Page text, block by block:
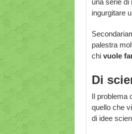
una serie di
ingurgitare
palestra
chi vuole
Di
Il problema
quello che
di idee